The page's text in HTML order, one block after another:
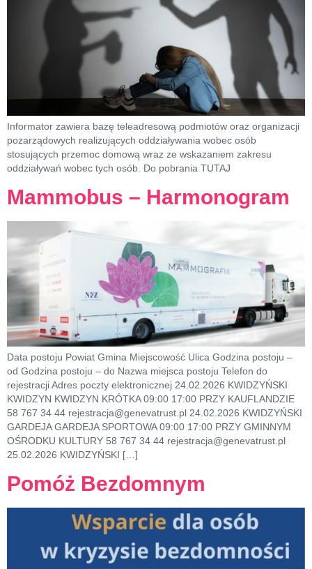
Informator zawiera bazę teleadresową podmiotów oraz organizacji
pozarządowych realizujących oddziaływania wobec osób
stosujących przemoc domową wraz ze wskazaniem zakresu
oddziaływań wobec tych osób. Do pobrania TUTAJ
Mammobus – Harmonogram
Data postoju Powiat Gmina Miejscowość Ulica Godzina postoju –
od Godzina postoju – do Nazwa miejsca postoju Telefon do
rejestracji Adres poczty elektronicznej 24.02.2026 KWIDZYŃSKI
KWIDZYN KWIDZYN KRÓTKA 09:00 17:00 PRZY KAUFLANDZIE
58 767 34 44 rejestracja@genevatrust.pl 24.02.2026 KWIDZYŃSKI
GARDEJA GARDEJA SPORTOWA 09:00 17:00 PRZY GMINNYM
OŚRODKU KULTURY 58 767 34 44 rejestracja@genevatrust.pl
25.02.2026 KWIDZYŃSKI […]
Pomóż Bezdomnym